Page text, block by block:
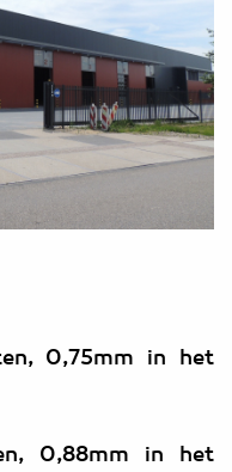
0,75mm in het
0,88mm in het